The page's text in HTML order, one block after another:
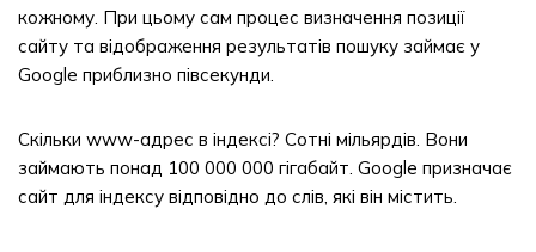
кожному. При цьому сам процес визначення позиції
сайту та відображення результатів пошуку займає у
Google приблизно півсекунди.
Скільки www-адрес в індексі? Сотні мільярдів. Вони
займають понад 100 000 000 гігабайт. Google призначає
сайт для індексу відповідно до слів, які він містить.